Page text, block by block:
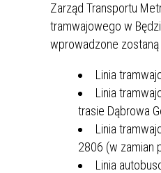
Zarząd Transportu
tramwajowego w
wprowadzone
Linia
Linia
trasie Dąbrowa
Linia
2806 (w zamian
Linia